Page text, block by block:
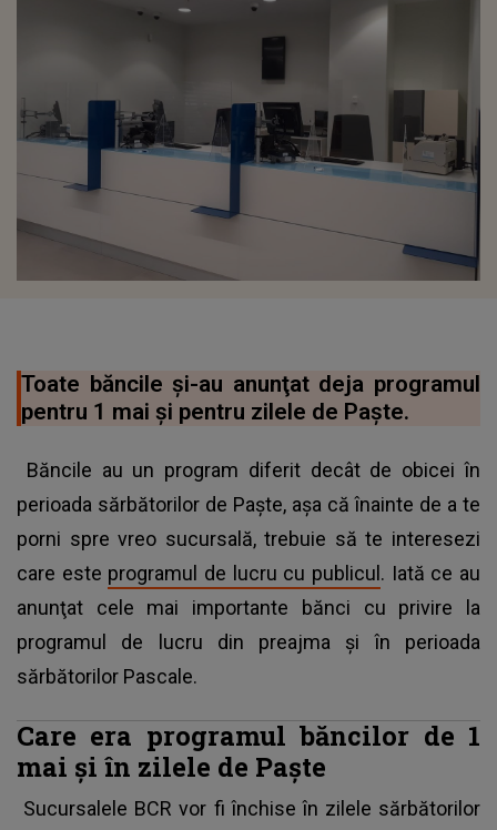
Toate băncile şi-au anunţat deja programul
pentru 1 mai şi pentru zilele de Paşte.
Băncile au un program diferit decât de obicei în
perioada sărbătorilor de Paşte, aşa că înainte de a te
porni spre vreo sucursală, trebuie să te interesezi
care este programul de lucru cu publicul . Iată ce au
anunţat cele mai importante bănci cu privire la
programul de lucru din preajma şi în perioada
sărbătorilor Pascale.
Care era programul băncilor de 1
mai şi în zilele de Paşte
Sucursalele BCR vor fi închise în zilele sărbătorilor